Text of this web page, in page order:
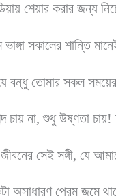
শেয়ার করার জন্য
সকালের শান্তি
বন্ধু তোমার সকল
চায় না, শুধু উষ্ণতা চায়!
সেই সঙ্গী, যে
অসাধারণ প্রেম জমে